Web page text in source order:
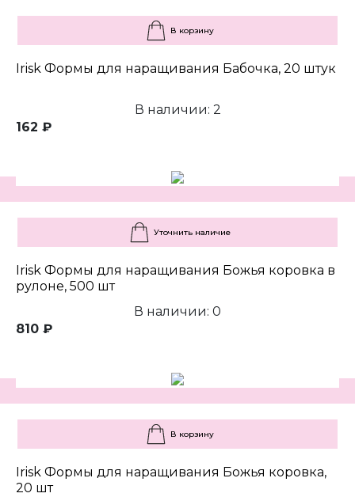
В корзину
Irisk Формы для наращивания Бабочка, 20 штук
В наличии: 2
162 ₽
Уточнить наличие
Irisk Формы для наращивания Божья коровка в
рулоне, 500 шт
В наличии: 0
810 ₽
В корзину
Irisk Формы для наращивания Божья коровка,
20 шт